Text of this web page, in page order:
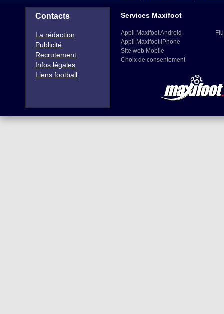
Contacts
La rédaction
Publicité
Recrutement
Infos légales
Liens football
Services Maxifoot
Appli Maxifoot Android
Appli Maxifoot iPhone
Site web Mobile
Choix de consentement